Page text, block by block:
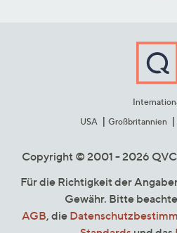
USA
Großbritannien
Copyright © 2001 - 2026 QVC
Für die Richtigkeit der
Gewähr. Bitte
AGB, die